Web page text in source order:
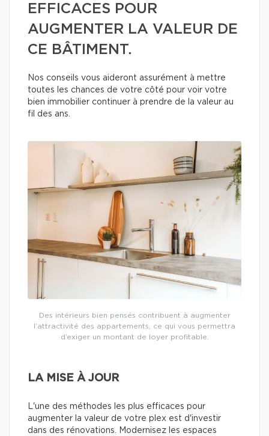
EFFICACES POUR
AUGMENTER LA VALEUR DE
CE BÂTIMENT.
Nos conseils vous aideront assurément à mettre
toutes les chances de votre côté pour voir votre
bien immobilier continuer à prendre de la valeur au
fil des ans.
Des intérieurs bien pensés contribuent à augmenter
l’attractivité des appartements, ce qui vous permettra
d’exiger un montant de loyer profitable.
LA MISE À JOUR
L'une des méthodes les plus efficaces pour
augmenter la valeur de votre plex est d'investir
dans des rénovations. Modernisez les espaces